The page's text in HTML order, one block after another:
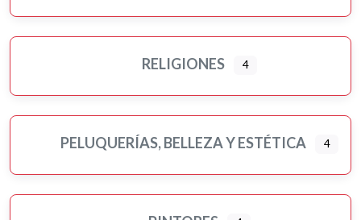
RELIGIONES 4
PELUQUERÍAS, BELLEZA Y ESTÉTICA 4